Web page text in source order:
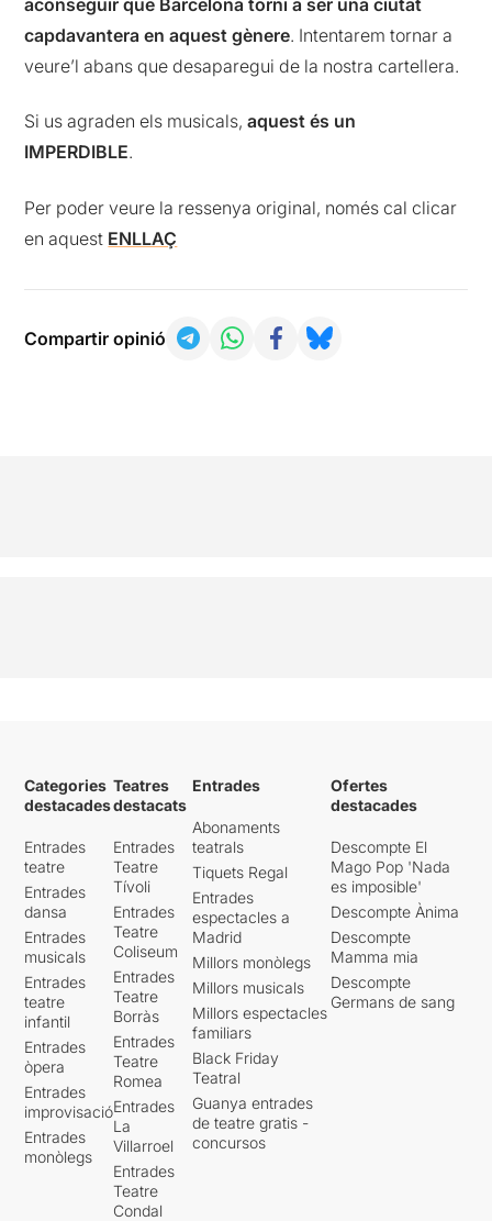
aconseguir que Barcelona torni a ser una ciutat
capdavantera en aquest gènere. Intentarem tornar a
veure’l abans que desaparegui de la nostra cartellera.
Si us agraden els musicals,aquest és un
IMPERDIBLE.
Per poder veure la ressenya original, només cal clicar
en aquest ENLLAÇ
Compartir opinió
Categories
destacades
Entrades
teatre
Entrades
dansa
Entrades
musicals
Entrades
teatre
infantil
Entrades
òpera
Entrades
improvisació
Entrades
monòlegs
Teatres
destacats
Entrades
Teatre
Tívoli
Entrades
Teatre
Coliseum
Entrades
Teatre
Borràs
Entrades
Teatre
Romea
Entrades
La
Villarroel
Entrades
Teatre
Condal
Entrades
Abonaments
teatrals
Tiquets Regal
Entrades
espectacles a
Madrid
Millors monòlegs
Millors musicals
Millors espectacles
familiars
Black Friday
Teatral
Guanya entrades
de teatre gratis -
concursos
Ofertes
destacades
Descompte El
Mago Pop 'Nada
es imposible'
Descompte Ànima
Descompte
Mamma mia
Descompte
Germans de sang